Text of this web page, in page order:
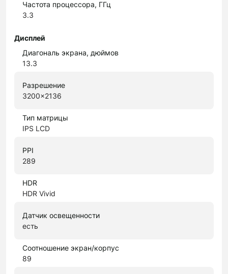
Частота процессора, ГГц
3.3
Дисплей
Диагональ экрана, дюймов
13.3
Разрешение
3200x2136
Тип матрицы
IPS LCD
PPI
289
HDR
HDR Vivid
Датчик освещенности
есть
Соотношение экран/корпус
89